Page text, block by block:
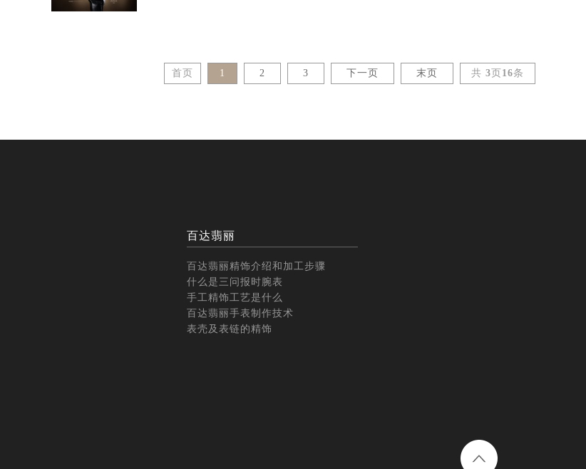
首页 1 2 3 下一页 末页 共 3 页 16条
百达翡丽
百达翡丽精饰介绍和加工步骤
什么是三问报时腕表
手工精饰工艺是什么
百达翡丽手表制作技术
表壳及表链的精饰